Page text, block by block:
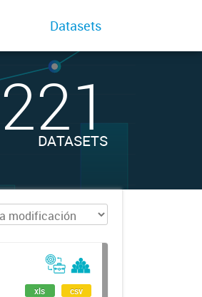
Datasets
221
DATASETS
xls csv